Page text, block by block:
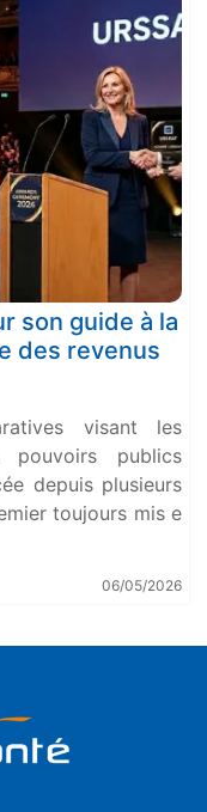
son guide à la
des revenus
visant les
pouvoirs publics
depuis plusieurs
toujours mis e
06/05/2026